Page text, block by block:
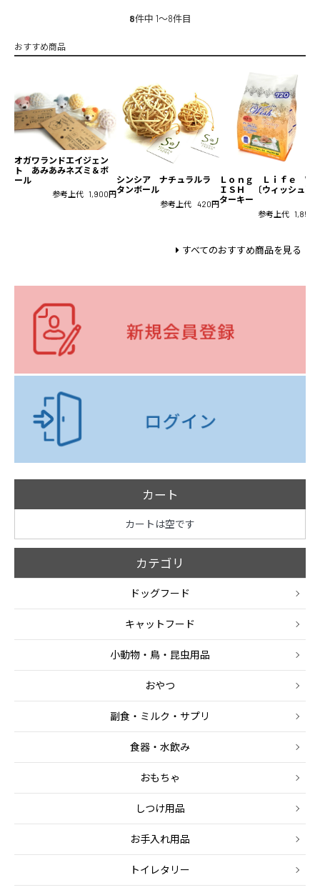
8件中 1〜8件目
おすすめ商品
オガワランドエイジェン
ト あみあみネズミ＆ボ
ール
参考上代 1,900円
シンシア ナチュラルラ
タンボール
参考上代 420円
Ｌｏｎｇ Ｌｉｆｅ Ｗ
ＩＳＨ 〔ウィッシュ〕
ターキー
参考上代 1,850
すべてのおすすめ商品を見る
カート
カートは空です
カテゴリ
ドッグフード
キャットフード
小動物・鳥・昆虫用品
おやつ
副食・ミルク・サプリ
食器・水飲み
おもちゃ
しつけ用品
お手入れ用品
トイレタリー